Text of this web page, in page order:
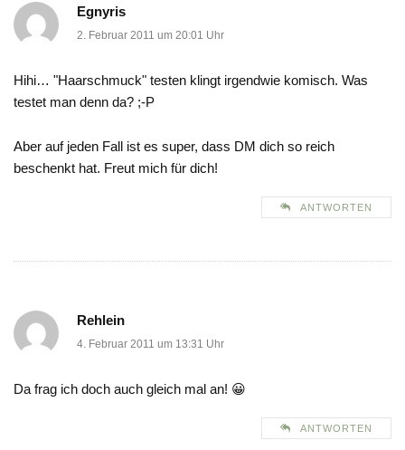
Egnyris
2. Februar 2011 um 20:01 Uhr
Hihi… "Haarschmuck" testen klingt irgendwie komisch. Was
testet man denn da? ;-P
Aber auf jeden Fall ist es super, dass DM dich so reich
beschenkt hat. Freut mich für dich!
ANTWORTEN
Rehlein
4. Februar 2011 um 13:31 Uhr
Da frag ich doch auch gleich mal an! 😀
ANTWORTEN